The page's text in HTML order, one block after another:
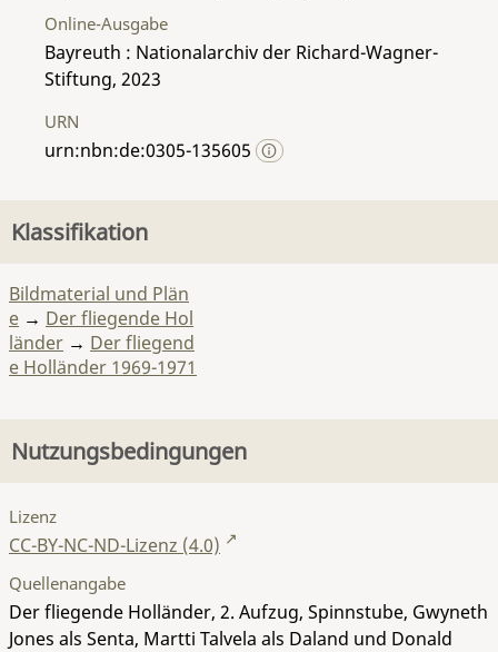
Online-Ausgabe
Bayreuth : Nationalarchiv der Richard-Wagner-
Stiftung, 2023
URN
urn:nbn:de:0305-135605
Klassifikation
Bildmaterial und Plän
e → Der fliegende Hol
länder → Der fliegend
e Holländer 1969-1971
Nutzungsbedingungen
Lizenz
CC-BY-NC-ND-Lizenz (4.0)
Quellenangabe
Der fliegende Holländer, 2. Aufzug, Spinnstube, Gwyneth
Jones als Senta, Martti Talvela als Daland und Donald